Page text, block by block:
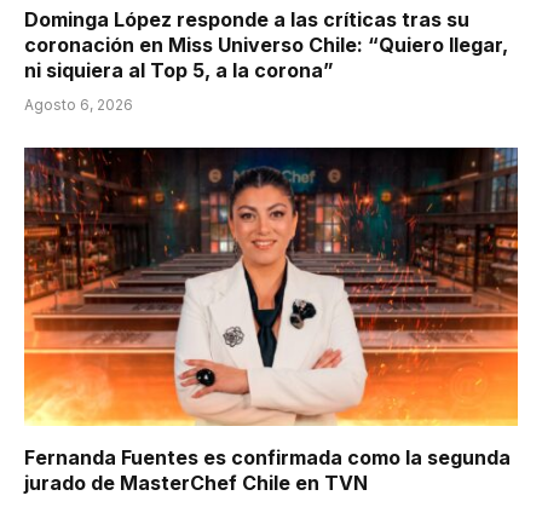
Dominga López responde a las críticas tras su
coronación en Miss Universo Chile: “Quiero llegar,
ni siquiera al Top 5, a la corona”
Agosto 6, 2026
Fernanda Fuentes es confirmada como la segunda
jurado de MasterChef Chile en TVN